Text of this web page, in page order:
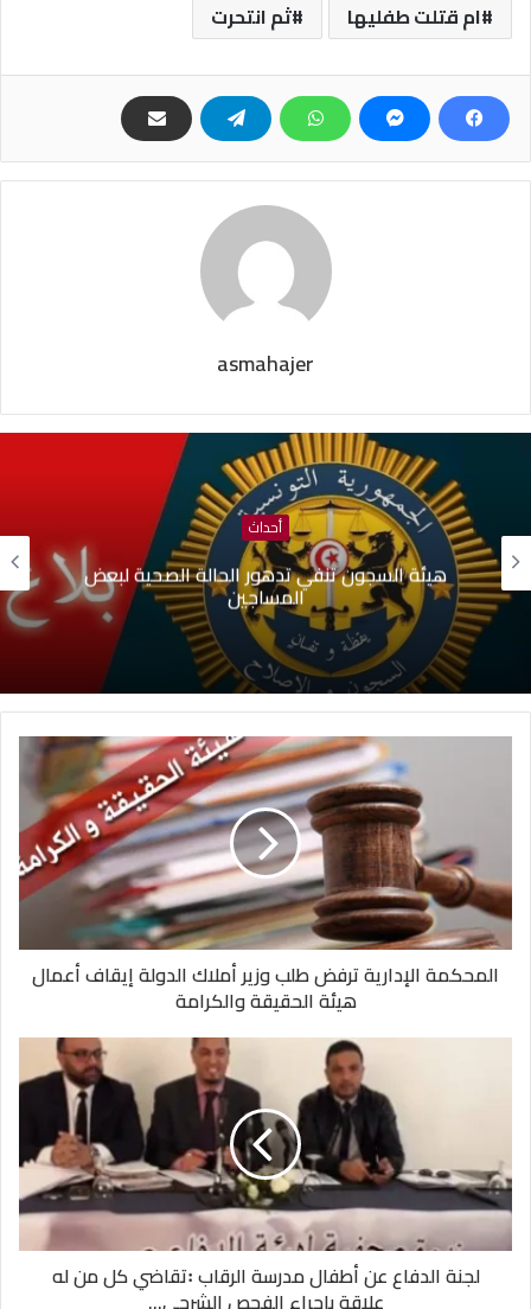
ام قتلت طفليها ثم انتحرت
asmahajer
أحداث
هيئة السجون تنفي تدهور الحالة الصحية لبعض
المساجين
المحكمة الإدارية ترفض طلب وزير أملاك الدولة إيقاف أعمال
هيئة الحقيقة والكرامة
لجنة الدفاع عن أطفال مدرسة الرقاب ꞉تقاضي كل من له
علاقة بإجراء الفحص الشرجي...